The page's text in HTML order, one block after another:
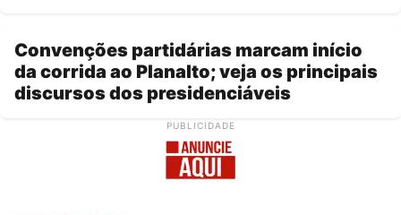
Convenções partidárias marcam início
da corrida ao Planalto; veja os principais
discursos dos presidenciáveis
PUBLICIDADE